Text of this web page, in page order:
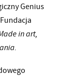
Genius
in art,